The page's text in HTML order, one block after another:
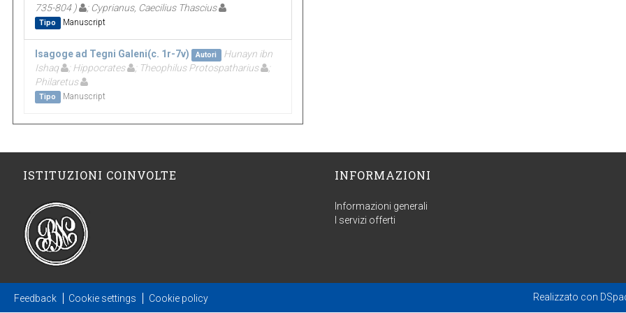
735-804 )
; Cyprianus, Caecilius Thascius
Tipo Manuscript
Isagoge ad Tegni Galeni(c. 1r-7v) Autori
Hunayn ibn
Ishaq
; Hippocrates ; Theophilus Protospatharius
;
Philaretus
Tipo Manuscript
ISTITUZIONI COINVOLTE INFORMAZIONI
Informazioni generali
I servizi offerti
Feedback Cookie settings Cookie policy Realizzato con